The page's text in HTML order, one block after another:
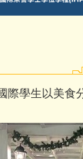
際學生以美食